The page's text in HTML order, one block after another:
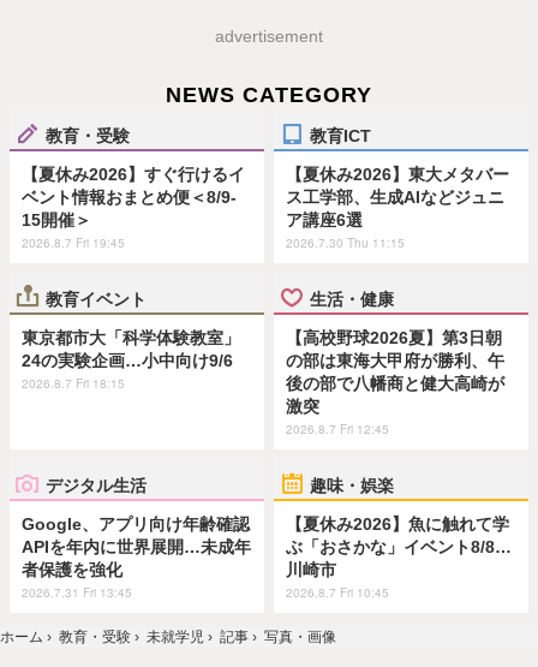
advertisement
NEWS CATEGORY
教育・受験
【夏休み2026】すぐ行けるイ
ベント情報おまとめ便＜8/9-
15開催＞
2026.8.7 Fri 19:45
教育ICT
【夏休み2026】東大メタバー
ス工学部、生成AIなどジュニ
ア講座6選
2026.7.30 Thu 11:15
教育イベント
東京都市大「科学体験教室」
24の実験企画…小中向け9/6
2026.8.7 Fri 18:15
生活・健康
【高校野球2026夏】第3日朝
の部は東海大甲府が勝利、午
後の部で八幡商と健大高崎が
激突
2026.8.7 Fri 12:45
デジタル生活
Google、アプリ向け年齢確認
APIを年内に世界展開…未成年
者保護を強化
2026.7.31 Fri 13:45
趣味・娯楽
【夏休み2026】魚に触れて学
ぶ「おさかな」イベント8/8…
川崎市
2026.8.7 Fri 10:45
ホーム › 教育・受験 › 未就学児 › 記事 › 写真・画像